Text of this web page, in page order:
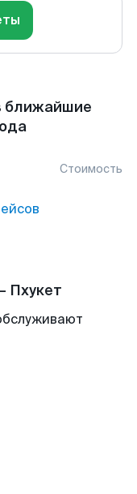
ближайшие
Стоимость
Пхукет